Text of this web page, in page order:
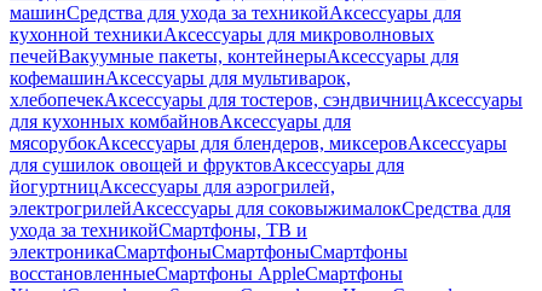
машинСредства для ухода за техникойАксессуары для
кухонной техникиАксессуары для микроволновых
печейВакуумные пакеты, контейнерыАксессуары для
кофемашинАксессуары для мультиварок,
хлебопечекАксессуары для тостеров, сэндвичницАксессуары
для кухонных комбайновАксессуары для
мясорубокАксессуары для блендеров, миксеровАксессуары
для сушилок овощей и фруктовАксессуары для
йогуртницАксессуары для аэрогрилей,
электрогрилейАксессуары для соковыжималокСредства для
ухода за техникойСмартфоны, ТВ и
электроникаСмартфоныСмартфоныСмартфоны
восстановленныеСмартфоны AppleСмартфоны